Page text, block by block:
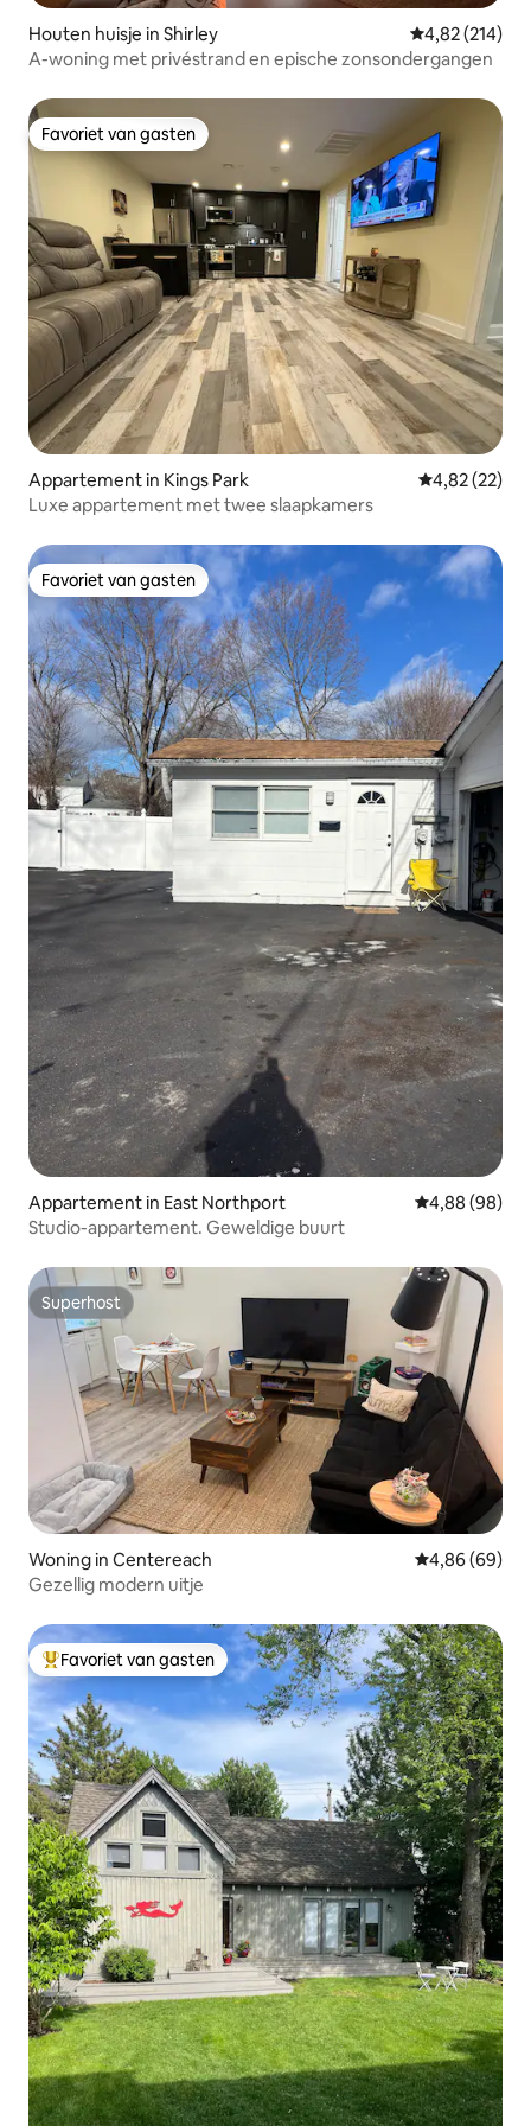
Houten huisje in Shirley Gemiddelde
4,82 (214)
A-woning met privéstrand en epische zonsondergangen
Favoriet van gasten
Favoriet van gasten
Appartement in Kings Park Gemiddelde
4,82 (22)
Luxe appartement met twee slaapkamers
Favoriet van gasten
Favoriet van gasten
Appartement in East Northport Gemiddelde
4,88 (98)
Studio-appartement. Geweldige buurt
Superhost
Superhost
Woning in Centereach Gemiddelde
4,86 (69)
Gezellig modern uitje
Topfavoriet van gasten
Favoriet van gasten